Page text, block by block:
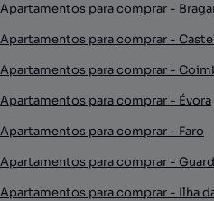
Apartamentos para comprar -
Apartamentos para comprar -
Apartamentos para comprar -
Apartamentos para comprar - Évora
Apartamentos para comprar - Faro
Apartamentos para comprar -
Apartamentos para comprar - Ilha